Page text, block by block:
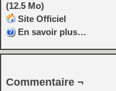
(12.5 Mo)
Site Officiel
En savoir plus…
Commentaire ¬